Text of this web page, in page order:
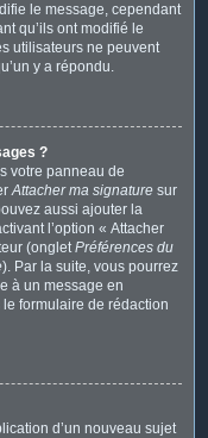
le message, cependant
qu’ils ont modifié le
utilisateurs ne peuvent
y a répondu.
?
votre panneau de
Attacher ma signature sur
aussi ajouter la
l’option « Attacher
(ongletPréférences du
). Par la suite, vous pourrez
à un message en
le formulaire de rédaction
d’un nouveau sujet